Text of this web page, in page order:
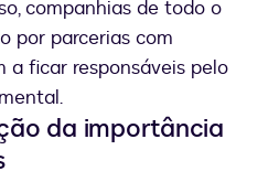
companhias de todo o
por parcerias com
a ficar responsáveis pelo
da importância